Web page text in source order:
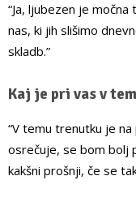
“Ja, ljubezen je
nas, ki jih slišimo
skladb.”
Kaj je pri vas v
“V temu trenutku je
osrečuje, se bom bolj
kakšni prošnji, če se